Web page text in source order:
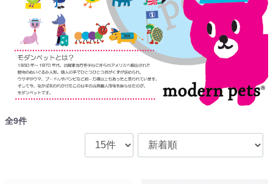
全9件